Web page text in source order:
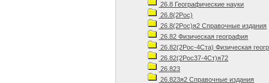
26.8 Географические науки
26.8(2Рос)
26.8(2Рос)я2 Справочные издания
26.82 Физическая география
26.82(2Рос-4Ста) Физическая
26.82(2Рос37-4Ст)я72
26.823
26.823я2 Справочные издания